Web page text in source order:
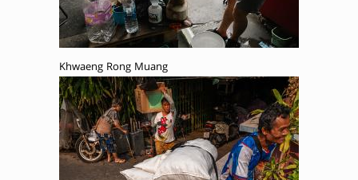
Khwaeng Rong Muang